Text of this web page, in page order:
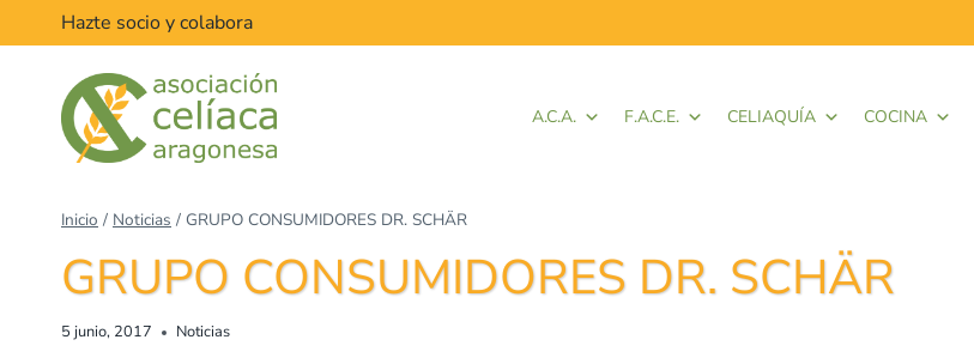
al
Hazte socio y colabora
A.C.A. F.A.C.E. CELIAQUÍA COCINA
Inicio / Noticias / GRUPO CONSUMIDORES DR. SCHÄR
GRUPO CONSUMIDORES DR. SCHÄR
5 junio, 2017 Noticias